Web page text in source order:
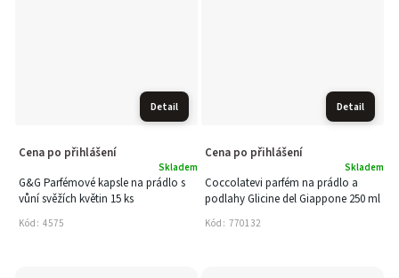
Detail
G&G Parfémové kapsle na prádlo s
vůní svěžích květin 15 ks
Skladem
Cena po přihlášení
Kód: 4575
Detail
Coccolatevi parfém na prádlo a
podlahy Glicine del Giappone 250 ml
Skladem
Cena po přihlášení
Kód: 770132